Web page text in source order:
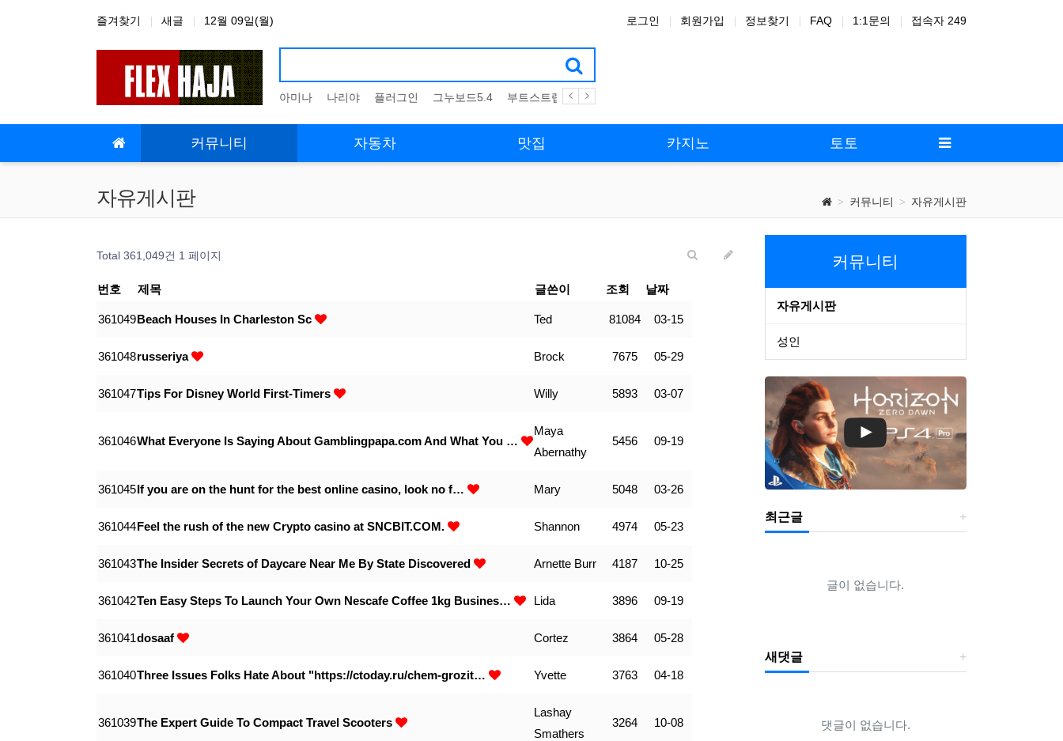
즐겨찾기 새글 12월 09일(월) 로그인 회원가입 정보찾기 FAQ 1:1문의 접속자 249
아미나 나리야 플러그인 그누보드5.4 부트스트랩4 테마
커뮤니티 자동차 맛집 카지노 토토
자유게시판 커뮤니티 자유게시판
Total 361,049건 1 페이지
번호 제목 글쓴이 조회 날짜
361049Beach Houses In Charleston Sc Ted 81084 03-15
361048russeriya Brock 7675 05-29
361047Tips For Disney World First-Timers Willy 5893 03-07
361046What Everyone Is Saying About Gamblingpapa.com And What You …
Maya
Abernathy
5456 09-19
361045If you are on the hunt for the best online casino, look no f… Mary 5048 03-26
361044Feel the rush of the new Crypto casino at SNCBIT.COM. Shannon 4974 05-23
361043The Insider Secrets of Daycare Near Me By State Discovered Arnette Burr 4187 10-25
361042Ten Easy Steps To Launch Your Own Nescafe Coffee 1kg Busines… Lida 3896 09-19
361041dosaaf Cortez 3864 05-28
361040Three Issues Folks Hate About "https://ctoday.ru/chem-grozit… Yvette 3763 04-18
361039The Expert Guide To Compact Travel Scooters
Lashay
Smathers
3264 10-08
커뮤니티
자유게시판
성인
최근글
글이 없습니다.
새댓글
댓글이 없습니다.